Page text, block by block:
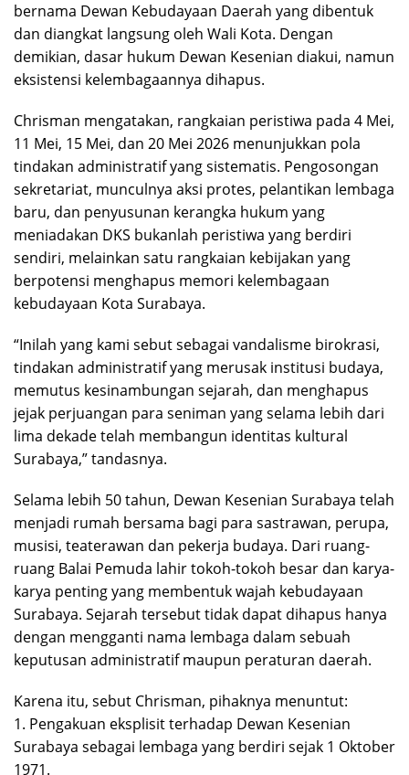
bernama Dewan Kebudayaan Daerah yang dibentuk
dan diangkat langsung oleh Wali Kota. Dengan
demikian, dasar hukum Dewan Kesenian diakui, namun
eksistensi kelembagaannya dihapus.
Chrisman mengatakan, rangkaian peristiwa pada 4 Mei,
11 Mei, 15 Mei, dan 20 Mei 2026 menunjukkan pola
tindakan administratif yang sistematis. Pengosongan
sekretariat, munculnya aksi protes, pelantikan lembaga
baru, dan penyusunan kerangka hukum yang
meniadakan DKS bukanlah peristiwa yang berdiri
sendiri, melainkan satu rangkaian kebijakan yang
berpotensi menghapus memori kelembagaan
kebudayaan Kota Surabaya.
“Inilah yang kami sebut sebagai vandalisme birokrasi,
tindakan administratif yang merusak institusi budaya,
memutus kesinambungan sejarah, dan menghapus
jejak perjuangan para seniman yang selama lebih dari
lima dekade telah membangun identitas kultural
Surabaya,” tandasnya.
Selama lebih 50 tahun, Dewan Kesenian Surabaya telah
menjadi rumah bersama bagi para sastrawan, perupa,
musisi, teaterawan dan pekerja budaya. Dari ruang-
ruang Balai Pemuda lahir tokoh-tokoh besar dan karya-
karya penting yang membentuk wajah kebudayaan
Surabaya. Sejarah tersebut tidak dapat dihapus hanya
dengan mengganti nama lembaga dalam sebuah
keputusan administratif maupun peraturan daerah.
Karena itu, sebut Chrisman, pihaknya menuntut:
1. Pengakuan eksplisit terhadap Dewan Kesenian
Surabaya sebagai lembaga yang berdiri sejak 1 Oktober
1971.